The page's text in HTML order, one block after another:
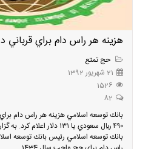
هزينه هر راس دام براي قرباني
حج تمتع
21 شهریور 1392
1526
82
بانك توسعه اسلامي هزينه هر راس دام
۴۹۰ ريال سعودي يا ۱۳۱ دلار
بانك توسعه اسلامي رئيس بانك توسعه